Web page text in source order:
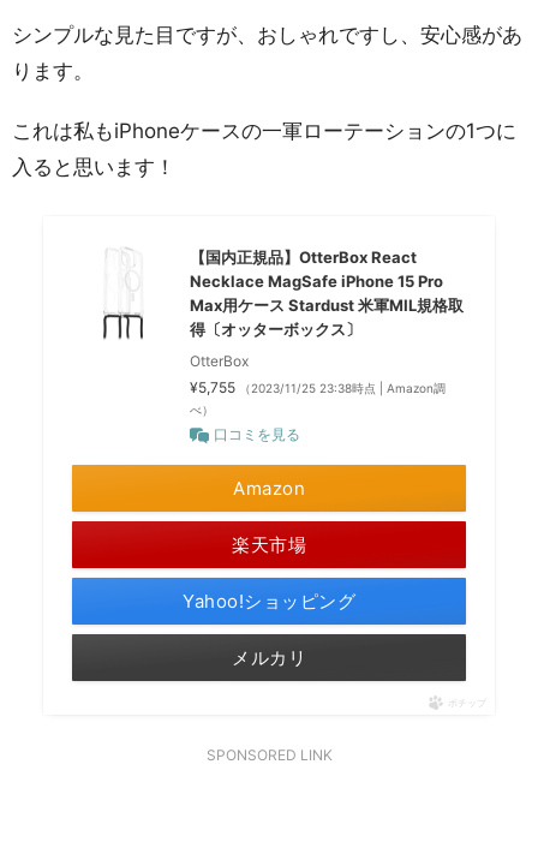
シンプルな見た目ですが、おしゃれですし、安心感があ
ります。
これは私もiPhoneケースの一軍ローテーションの1つに
入ると思います！
【国内正規品】OtterBox React
Necklace MagSafe iPhone 15 Pro
Max用ケース Stardust 米軍MIL規格取
得〔オッターボックス〕
OtterBox
¥5,755
（2023/11/25 23:38時点 | Amazon調
べ）
口コミを見る
Amazon
楽天市場
Yahoo!ショッピング
メルカリ
ポチップ
SPONSORED LINK